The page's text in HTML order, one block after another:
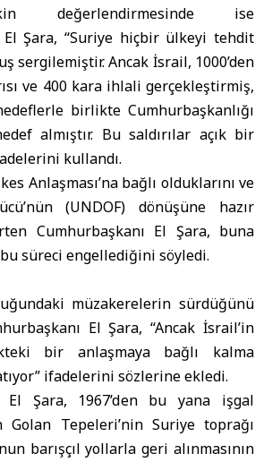
değerlendirmesinde ise
El Şara, “Suriye hiçbir ülkeyi tehdit
sergilemiştir. Ancak İsrail, 1000’den
ve 400 kara ihlali gerçekleştirmiş,
birlikte Cumhurbaşkanlığı
almıştır. Bu saldırılar açık bir
kullandı.
Anlaşması’na bağlı olduklarını ve
(UNDOF) dönüşüne hazır
Cumhurbaşkanı El Şara, buna
süreci engellediğini söyledi.
müzakerelerin sürdüğünü
El Şara, “Ancak İsrail’in
bir anlaşmaya bağlı kalma
ifadelerini sözlerine ekledi.
El Şara, 1967’den bu yana işgal
Golan Tepeleri’nin Suriye toprağı
barışçıl yollarla geri alınmasının